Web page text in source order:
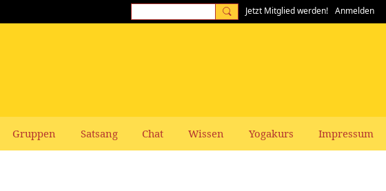
Jetzt Mitglied werden! Anmelden
Gruppen Satsang Chat Wissen Yogakurs Impressum